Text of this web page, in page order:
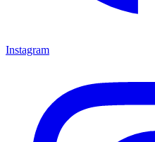
Instagram